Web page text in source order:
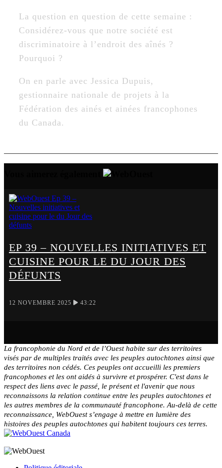
La question en question de cette semaine :
Considérez-vous que notre société est
discriminatoire à l’endroit des aînés ?
Pourquoi ?
On en parle avec Jessica Dupuis,
gestionnaire nationale de projets à la
Fédération des ainés et ainées francophones
du Canada.
EP 39 – NOUVELLES INITIATIVES ET
CUISINE POUR LE DU JOUR DES
DÉFUNTS
12 NOVEMBRE 2025 43:22
La francophonie du Nord et de l’Ouest habite sur des territoires
visés par de multiples traités avec les peuples autochtones ainsi que
des territoires non cédés. Ces peuples ont accueilli les premiers
francophones et les ont aidés à survivre et prospérer. C'est dans le
respect des liens avec le passé, le présent et l'avenir que nous
reconnaissons la relation continue entre les peuples autochtones et
les autres membres de la communauté francophone. Au-delà de cette
reconnaissance, WebOuest s’engage à mettre en lumière des
histoires des peuples autochtones qui habitent toujours ces terres.